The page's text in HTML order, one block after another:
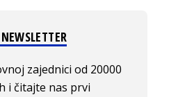
zajednici od 20000
i čitajte nas prvi